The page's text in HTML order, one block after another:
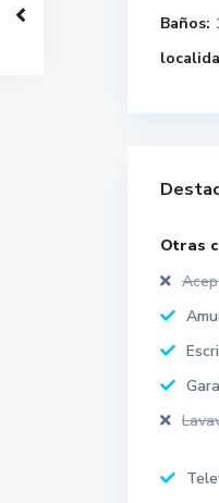
Baños:
Otras